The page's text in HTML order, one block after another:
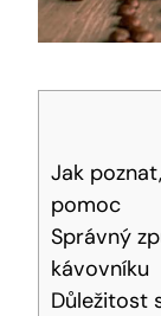
Jak
pomoc
Správný
kávovníku
Důležitost